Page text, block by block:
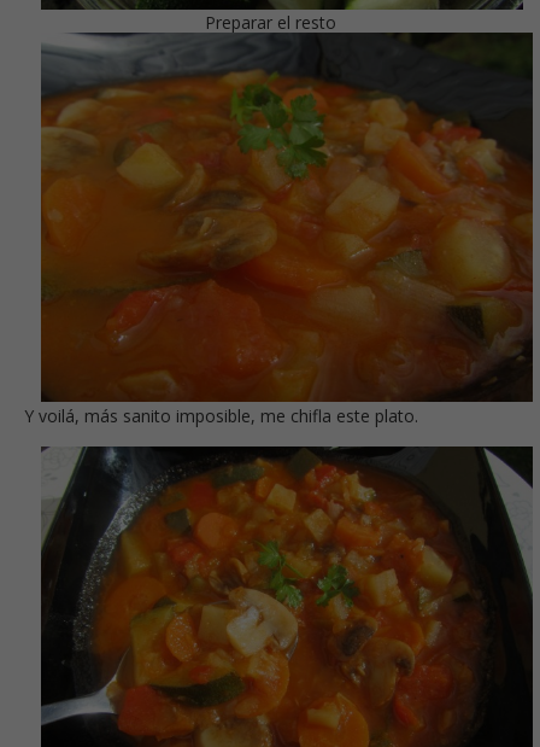
Preparar el resto
Y voilá, más sanito imposible, me chifla este plato.